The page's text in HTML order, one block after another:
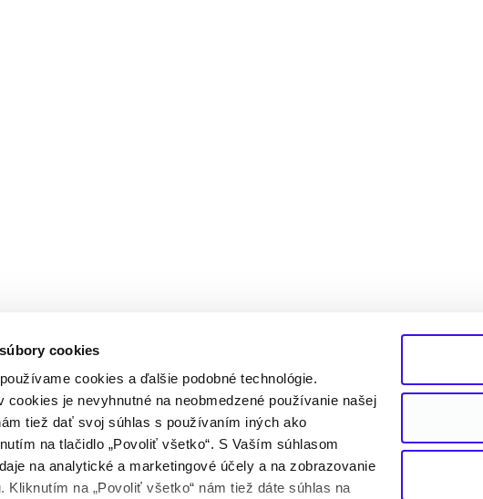
cookies
cookies a ďalšie podobné technológie.
cookies je nevyhnutné na neobmedzené používanie našej
tiež dať svoj súhlas s používaním iných ako
na tlačidlo „Povoliť všetko“. S Vaším súhlasom
na analytické a marketingové účely a na zobrazovanie
Kliknutím na „Povoliť všetko“ nám tiež dáte súhlas na